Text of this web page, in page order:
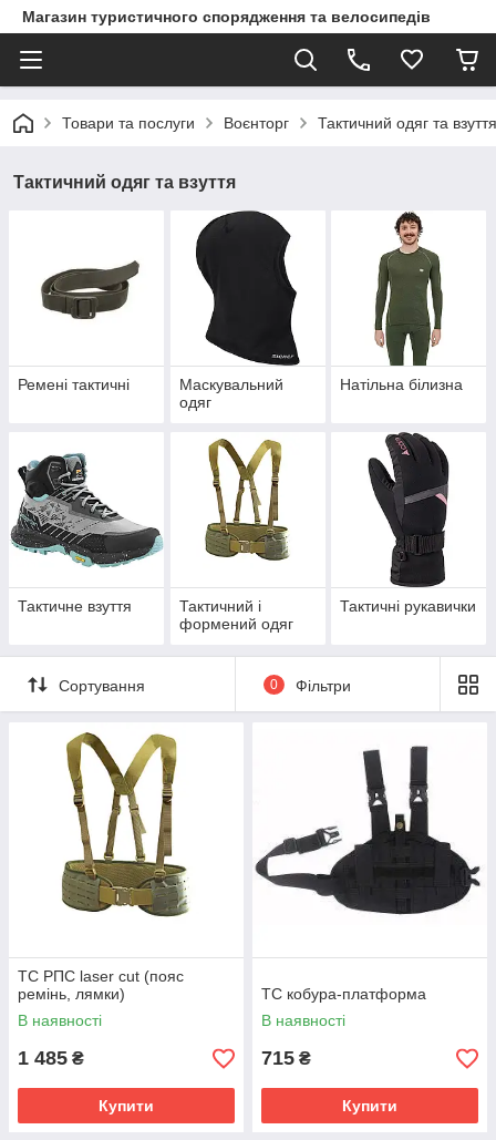
Магазин туристичного спорядження та велосипедів
Товари та послуги Воєнторг Тактичний одяг та взуття
Тактичний одяг та взуття
Ремені тактичні
Маскувальний
одяг
Натільна білизна
Тактичне взуття
Тактичний і
формений одяг
Тактичні рукавички
Сортування 0 Фільтри
TC РПС laser cut (пояс
ремінь, лямки)
В наявності
1 485 ₴
Купити
ТС кобура-платформа
В наявності
715 ₴
Купити